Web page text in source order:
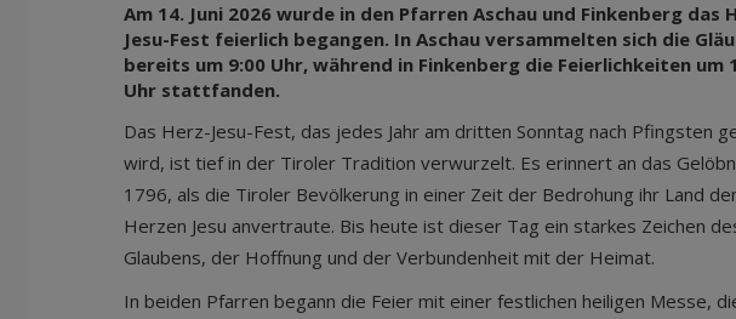
Am 14. Juni 2026 wurde in den Pfarren Aschau und Finkenberg das
Jesu-Fest feierlich begangen. In Aschau versammelten sich die
bereits um 9:00 Uhr, während in Finkenberg die Feierlichkeiten um
Uhr stattfanden.
Das Herz-Jesu-Fest, das jedes Jahr am dritten Sonntag nach Pfingsten
wird, ist tief in der Tiroler Tradition verwurzelt. Es erinnert an das
1796, als die Tiroler Bevölkerung in einer Zeit der Bedrohung ihr Land
Herzen Jesu anvertraute. Bis heute ist dieser Tag ein starkes Zeichen
Glaubens, der Hoffnung und der Verbundenheit mit der Heimat.
In beiden Pfarren begann die Feier mit einer festlichen heiligen Messe,